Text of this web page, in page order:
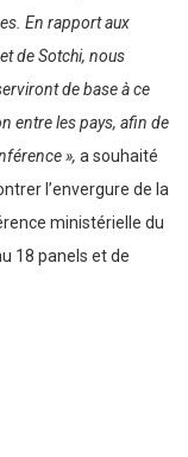
En rapport aux
de Sotchi, nous
de base à ce
entre les pays, afin de
», a souhaité
l’envergure de la
ministérielle du
18 panels et de